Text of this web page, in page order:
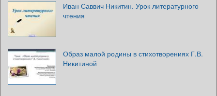
Иван Саввич Никитин. Урок литературного
чтения
Образ малой родины в стихотворениях Г.В.
Никитиной